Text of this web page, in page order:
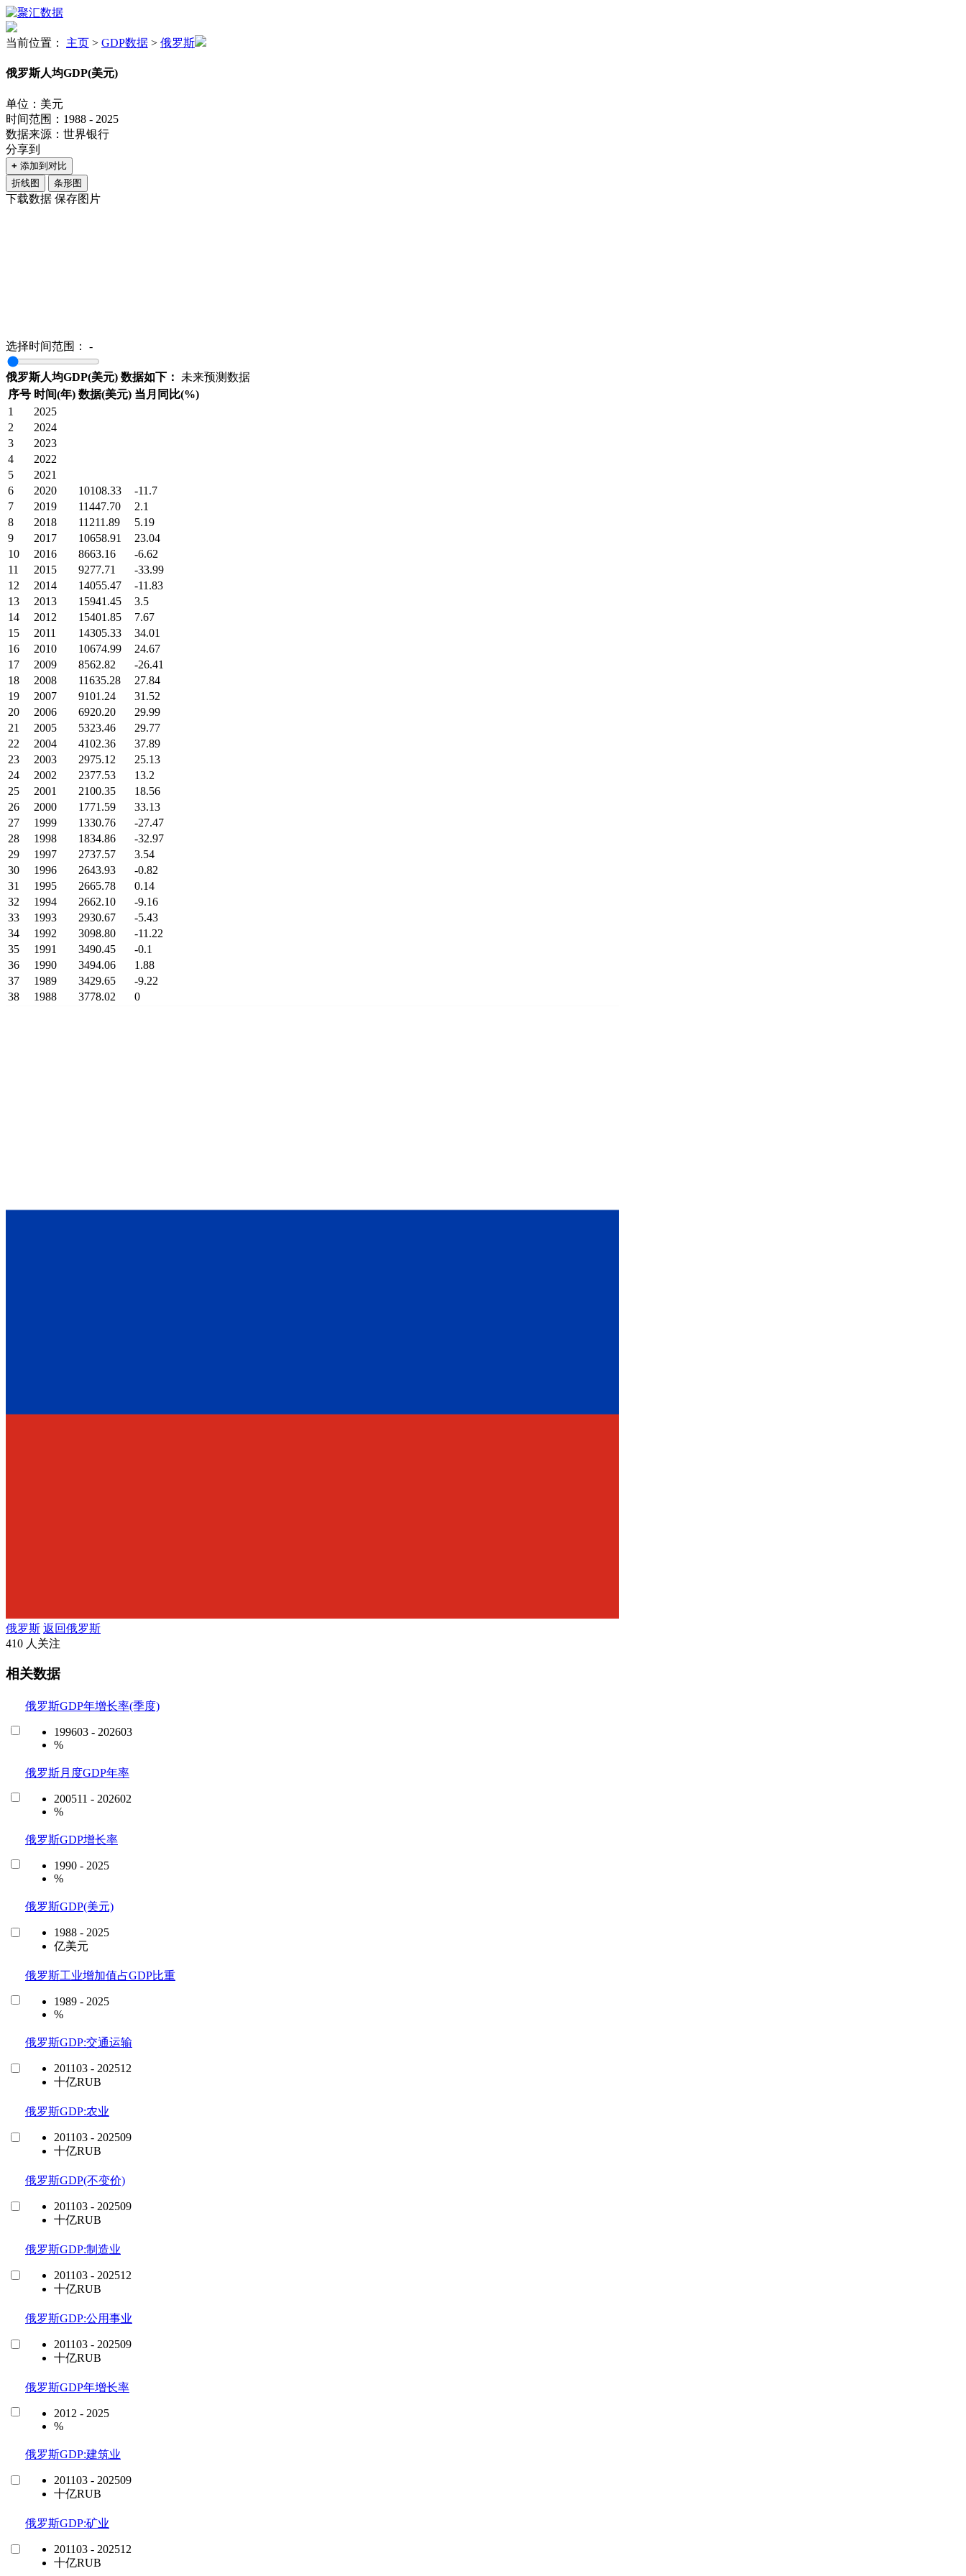
当前位置： 主页 > GDP数据 > 俄罗斯
俄罗斯人均GDP(美元)
单位：美元
时间范围：1988 - 2025
数据来源：世界银行
分享到
+ 添加到对比
折线图
条形图
下载数据 保存图片
选择时间范围： -
俄罗斯人均GDP(美元) 数据如下：
未来预测数据
序号 时间(年) 数据(美元) 当月同比(%)
1
2025
2
2024
3
2023
4
2022
5
2021
6
2020 10108.33
-11.7
7
2019 11447.70
2.1
8
2018 11211.89
5.19
9
2017 10658.91
23.04
10
2016 8663.16
-6.62
11
2015 9277.71
-33.99
12
2014 14055.47
-11.83
13
2013 15941.45
3.5
14
2012 15401.85
7.67
15
2011 14305.33
34.01
16
2010 10674.99
24.67
17
2009 8562.82
-26.41
18
2008 11635.28
27.84
19
2007 9101.24
31.52
20
2006 6920.20
29.99
21
2005 5323.46
29.77
22
2004 4102.36
37.89
23
2003 2975.12
25.13
24
2002 2377.53
13.2
25
2001 2100.35
18.56
26
2000 1771.59
33.13
27
1999 1330.76
-27.47
28
1998 1834.86
-32.97
29
1997 2737.57
3.54
30
1996 2643.93
-0.82
31
1995 2665.78
0.14
32
1994 2662.10
-9.16
33
1993 2930.67
-5.43
34
1992 3098.80
-11.22
35
1991 3490.45
-0.1
36
1990 3494.06
1.88
37
1989 3429.65
-9.22
38
1988 3778.02 0
俄罗斯 返回俄罗斯
410 人关注
相关数据
俄罗斯GDP年增长率(季度)
199603 - 202603
%
俄罗斯月度GDP年率
200511 - 202602
%
俄罗斯GDP增长率
1990 - 2025
%
俄罗斯GDP(美元)
1988 - 2025
亿美元
俄罗斯工业增加值占GDP比重
1989 - 2025
%
俄罗斯GDP:交通运输
201103 - 202512
十亿RUB
俄罗斯GDP:农业
201103 - 202509
十亿RUB
俄罗斯GDP(不变价)
201103 - 202509
十亿RUB
俄罗斯GDP:制造业
201103 - 202512
十亿RUB
俄罗斯GDP:公用事业
201103 - 202509
十亿RUB
俄罗斯GDP年增长率
2012 - 2025
%
俄罗斯GDP:建筑业
201103 - 202509
十亿RUB
俄罗斯GDP:矿业
201103 - 202512
十亿RUB